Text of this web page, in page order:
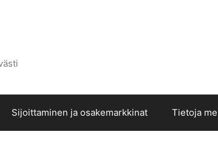
Sijoittaminen ja osakemarkkinat Tietoja